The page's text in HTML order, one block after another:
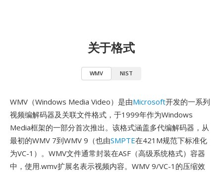
关于格式
WMV NIST
WMV（Windows Media Video）是由Microsoft开发的一系列
视频编解码器及关联文件格式，于1999年作为Windows
Media框架的一部分首次推出。该格式涵盖多代编解码器，从
最初的WMV 7到WMV 9（也由SMPTE在421M规范下标准化
为VC-1）。WMV文件通常封装在ASF（高级系统格式）容器
中，使用.wmv扩展名表示视频内容。WMV 9/VC-1的压缩效